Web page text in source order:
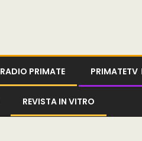
RADIO PRIMATE PRIMATETV
REVISTA IN VITRO